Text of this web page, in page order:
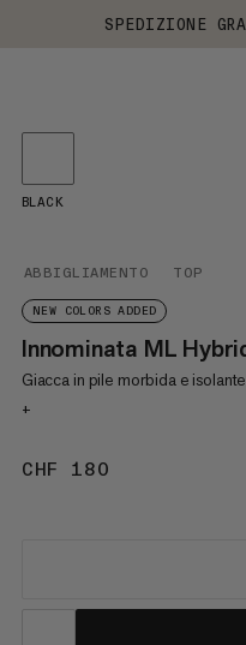
SPEDIZIONE
ABBIGLIAMENTO TOP
NEW COLORS ADDED
Innominata ML
Giacca in pile morbida e
+
CHF 180
BLACK